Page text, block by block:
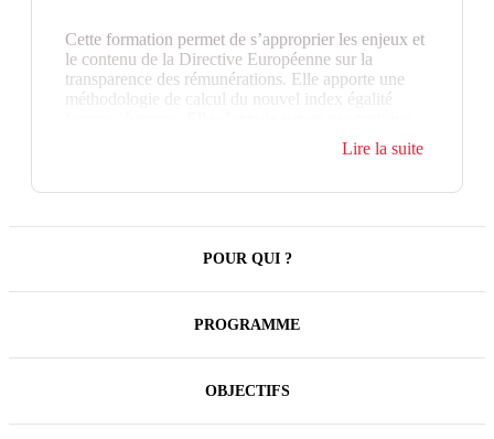
Cette formation permet de s’approprier les enjeux et
le contenu de la Directive Européenne sur la
transparence des rémunérations. Elle apporte une
méthodologie de calcul du nouvel index égalité
d’entreprise qui prend en compte la complexité des
éléments à considérer, comme les avantages
50 salariés devront appliquer la loi dans le cadre des
entreprises de plus de 100 salariés devront, en outre,
Des sanctions seront engagées pour les entreprises
contrevenant à ces obligations.
dernières instructions légales connues.
Lire la suite
POUR QUI ?
PROGRAMME
OBJECTIFS